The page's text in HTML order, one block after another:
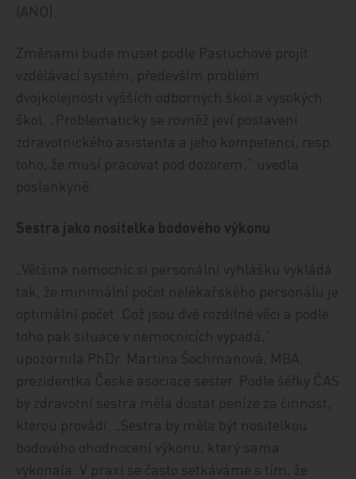
(ANO).
Změnami bude muset podle Pastuchové projít
vzdělávací systém, především problém
dvojkolejnosti vyšších odborných škol a vysokých
škol. „Problematicky se rovněž jeví postavení
zdravotnického asistenta a jeho kompetencí, resp.
toho, že musí pracovat pod dozorem,“ uvedla
poslankyně.
Sestra jako nositelka bodového výkonu
„Většina nemocnic si personální vyhlášku vykládá
tak, že minimální počet nelékařského personálu je
optimální počet. Což jsou dvě rozdílné věci a podle
toho pak situace v nemocnicích vypadá,“
upozornila PhDr. Martina Šochmanová, MBA,
prezidentka České asociace sester. Podle šéfky ČAS
by zdravotní sestra měla dostat peníze za činnost,
kterou provádí. „Sestra by měla být nositelkou
bodového ohodnocení výkonu, který sama
vykonala. V praxi se často setkáváme s tím, že